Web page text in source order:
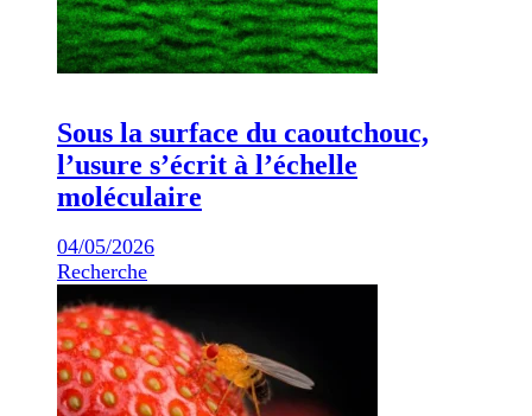
Sous la surface du caoutchouc,
l’usure s’écrit à l’échelle
moléculaire
04/05/2026
Recherche